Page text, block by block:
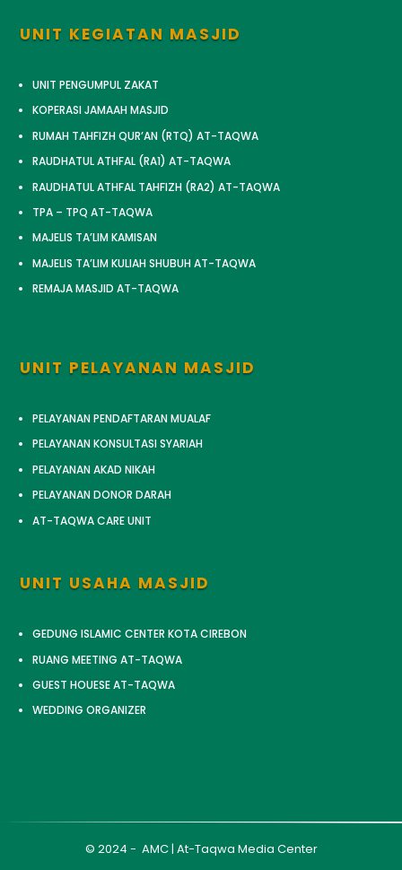
UNIT KEGIATAN MASJID
UNIT PENGUMPUL ZAKAT
KOPERASI JAMAAH MASJID
RUMAH TAHFIZH QUR’AN (RTQ) AT-TAQWA
RAUDHATUL ATHFAL (RA1) AT-TAQWA
RAUDHATUL ATHFAL TAHFIZH (RA2) AT-TAQWA
TPA – TPQ AT-TAQWA
MAJELIS TA’LIM KAMISAN
MAJELIS TA’LIM KULIAH SHUBUH AT-TAQWA
REMAJA MASJID AT-TAQWA
UNIT PELAYANAN MASJID
PELAYANAN PENDAFTARAN MUALAF
PELAYANAN KONSULTASI SYARIAH
PELAYANAN AKAD NIKAH
PELAYANAN DONOR DARAH
AT-TAQWA CARE UNIT
UNIT USAHA MASJID
GEDUNG ISLAMIC CENTER KOTA CIREBON
RUANG MEETING AT-TAQWA
GUEST HOUESE AT-TAQWA
WEDDING ORGANIZER
© 2024 - AMC | At-Taqwa Media Center